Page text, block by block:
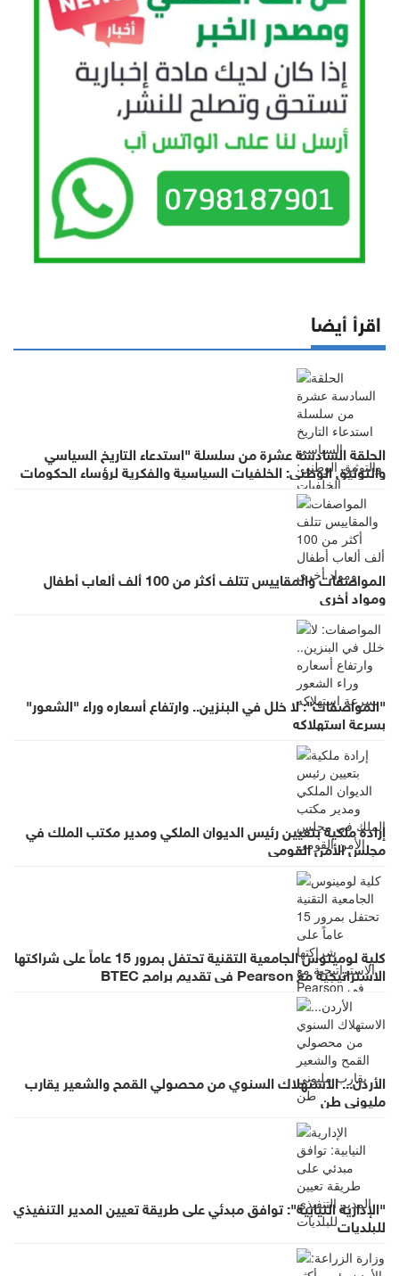
اقرأ أيضا
الحلقة السادسة عشرة من سلسلة "استدعاء التاريخ السياسي
والتوثيق الوطني: الخلفيات السياسية والفكرية لرؤساء الحكومات
في عهد الملك الحسين بن طلال (١٩٥٣- ١٩٩٩)"
المواصفات والمقاييس تتلف أكثر من 100 ألف ألعاب أطفال
ومواد أخرى
"المواصفات": لا خلل في البنزين.. وارتفاع أسعاره وراء "الشعور"
بسرعة استهلاكه
إرادة ملكية بتعيين رئيس الديوان الملكي ومدير مكتب الملك في
مجلس الأمن القومي
كلية لومينوس الجامعية التقنية تحتفل بمرور 15 عاماً على شراكتها
الاستراتيجية مع Pearson في تقديم برامج BTEC
الأردن... الاستهلاك السنوي من محصولي القمح والشعير يقارب
مليوني طن
"الإدارية النيابية": توافق مبدئي على طريقة تعيين المدير التنفيذي
للبلديات